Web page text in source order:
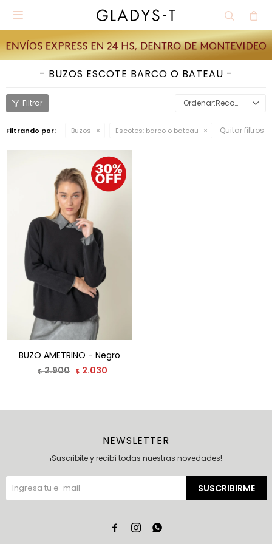

BUZOS ESCOTE BARCO O BATEAU
Recomendados
Filtrando por: Buzos Escotes: barco o bateau Quitar filtros
BUZO AMETRINO - Negro
$2.900 $ 2.030
NEWSLETTER
¡Suscribite y recibí todas nuestras novedades!
SUSCRIBIRME
  